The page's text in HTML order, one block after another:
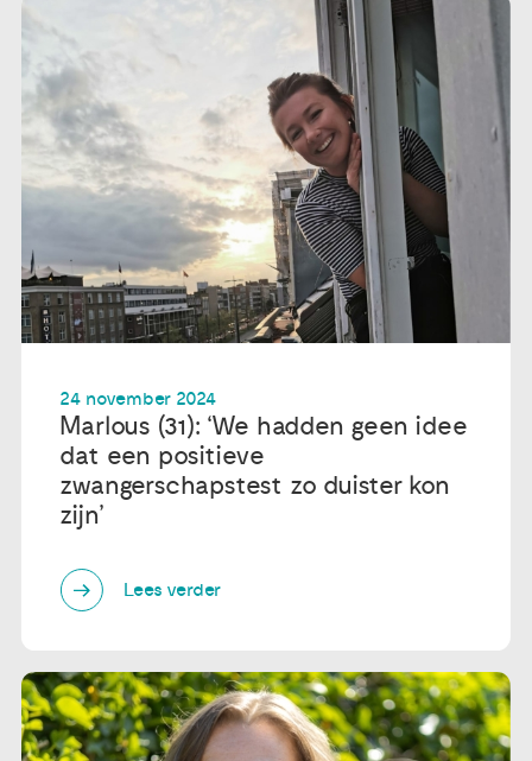
24 november 2024
Marlous (31): ‘We hadden geen idee
dat een positieve
zwangerschapstest zo duister kon
zijn’
Lees verder